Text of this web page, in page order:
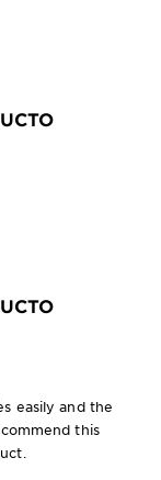
easily and the
this